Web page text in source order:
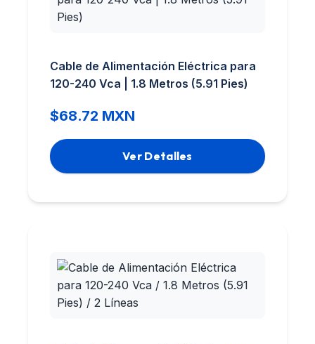
Cable de Alimentación Eléctrica para
120-240 Vca | 1.8 Metros (5.91 Pies)
$68.72 MXN
Ver Detalles